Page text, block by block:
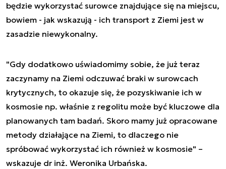
będzie wykorzystać surowce znajdujące się na miejscu,
bowiem - jak wskazują - ich transport z Ziemi jest w
zasadzie niewykonalny.
"Gdy dodatkowo uświadomimy sobie, że już teraz
zaczynamy na Ziemi odczuwać braki w surowcach
krytycznych, to okazuje się, że pozyskiwanie ich w
kosmosie np. właśnie z regolitu może być kluczowe dla
planowanych tam badań. Skoro mamy już opracowane
metody działające na Ziemi, to dlaczego nie
spróbować wykorzystać ich również w kosmosie" –
wskazuje dr inż. Weronika Urbańska.